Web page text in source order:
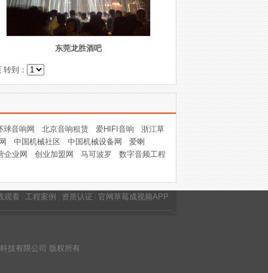
东莞龙胜酒吧
到：
球音响网 北京音响租赁 爱HIFI音响
浙江草
中国机械社区 中国机械设备网
爱喇
企业网
创业加盟网 马可波罗 数字音频工程
观看 工程案例 资质认证 官网草莓成视频APP
技有限公司 版权所有